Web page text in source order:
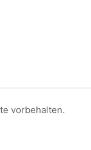
vorbehalten.